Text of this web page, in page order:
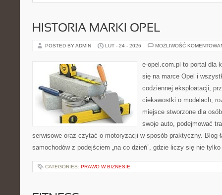
HISTORIA MARKI OPEL
POSTED BY ADMIN LUT - 24 - 2026 MOŻLIWOŚĆ
e-opel.com.pl to portal dla
się na marce Opel i
codziennej eksploatacji,
ciekawostki o modelach,
miejsce stworzone dla
swoje auto, podejmować
serwisowe oraz czytać o motoryzacji w sposób praktyczny. Blog
samochodów z podejściem „na co dzień”, gdzie liczy się nie
CATEGORIES: PRAWO W BIZNESIE